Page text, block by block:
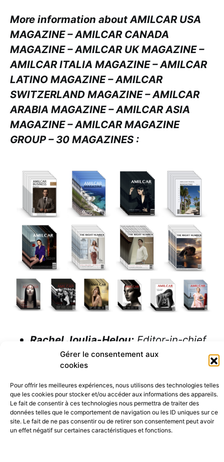
Gérer le consentement aux
cookies
Pour offrir les meilleures expériences, nous utilisons des technologies telles
que les cookies pour stocker et/ou accéder aux informations des appareils.
Le fait de consentir à ces technologies nous permettra de traiter des
données telles que le comportement de navigation ou les ID uniques sur ce
site. Le fait de ne pas consentir ou de retirer son consentement peut avoir
un effet négatif sur certaines caractéristiques et fonctions.
More information about AMILCAR USA
MAGAZINE – AMILCAR CANADA
MAGAZINE – AMILCAR UK MAGAZINE –
AMILCAR ITALIA MAGAZINE – AMILCAR
LATINO MAGAZINE – AMILCAR
SWITZERLAND MAGAZINE – AMILCAR
ARABIA MAGAZINE – AMILCAR ASIA
MAGAZINE – AMILCAR MAGAZINE
GROUP – 30 MAGAZINES :
Rachel Joulia-Helou: Editor-in-chief
of AMILCAR MAGAZINE GROUP
rachel@amilcarmagazine.com
alexandre@amilcarmagazine.com
usa@amilcarmagazine.com–
uk@amilcarmagazine.com
italia@amilcarmagazine.com–